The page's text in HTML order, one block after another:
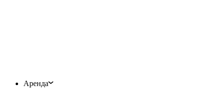
Аренда